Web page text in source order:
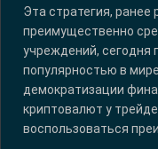
Эта стратегия, ранее
преимущественно
учреждений, сегодня
популярностью в
демократизации
криптовалют у
воспользоваться